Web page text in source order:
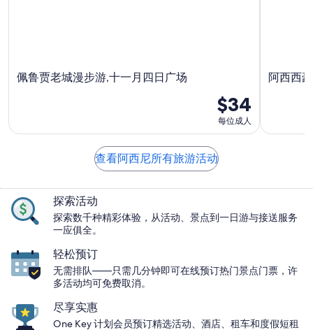
佩鲁贾老城漫步游,十一月四日广场
$34
每位成人
阿西西
查看阿西尼所有旅游活动
探索活动
探索数千种精彩体验，从活动、景点到一日游与接送服务
一应俱全。
轻松预订
无需排队——只需几分钟即可在线预订热门景点门票，许
多活动均可免费取消。
尽享实惠
One Key 计划会员预订精选活动、酒店、租车和度假短租